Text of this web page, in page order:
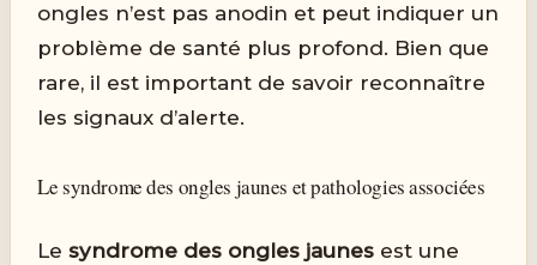
ongles n’est pas anodin et peut indiquer un
problème de santé plus profond. Bien que
rare, il est important de savoir reconnaître
les signaux d’alerte.
Le syndrome des ongles jaunes et pathologies associées
Lesyndrome des ongles jaunes est une